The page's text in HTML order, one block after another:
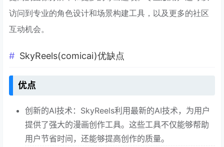
访问到专业的角色设计和场景构建工具，以及更多的社区
互动机会。
SkyReels(comicai)优缺点
优点
创新的AI技术：SkyReels利用最新的AI技术，为用户
提供了强大的漫画创作工具。这些工具不仅能够帮助
用户节省时间，还能够提高创作的质量。